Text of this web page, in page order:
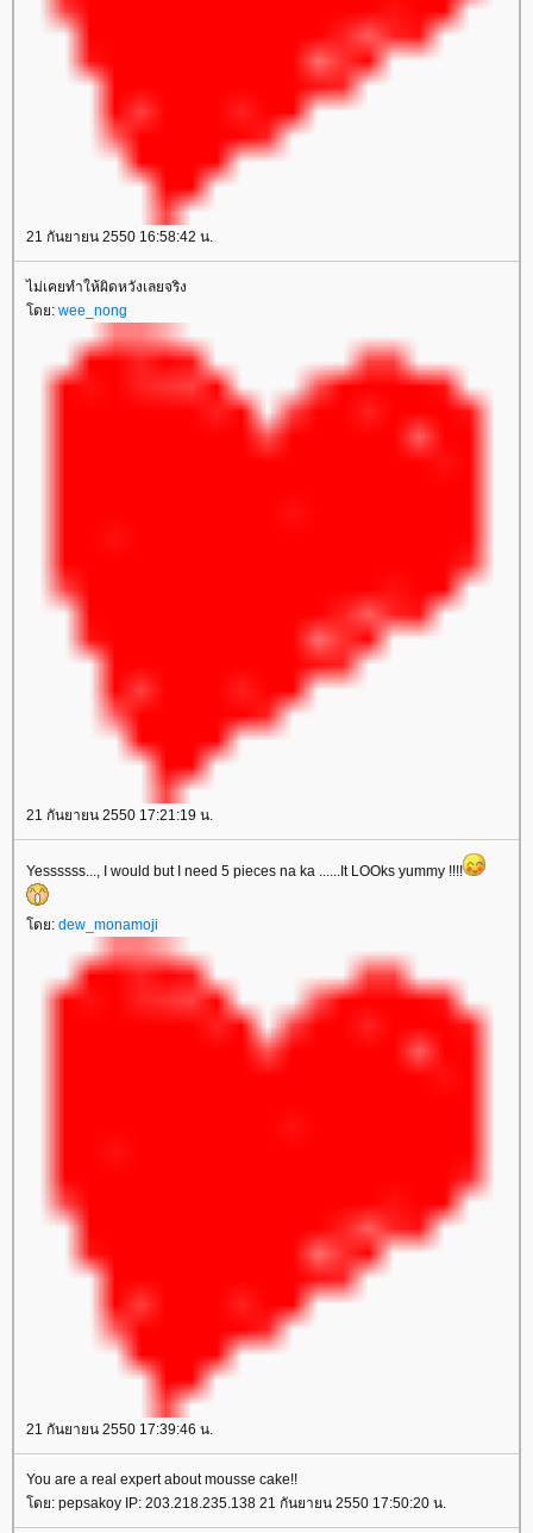
21 กันยายน 2550 16:58:42 น.
ไม่เคยทำให้ผิดหวังเลยจริง
โดย: wee_nong
21 กันยายน 2550 17:21:19 น.
Yessssss..., I would but I need 5 pieces na ka ......It LOOks yummy !!!!
โดย: dew_monamoji
21 กันยายน 2550 17:39:46 น.
You are a real expert about mousse cake!!
โดย: pepsakoy IP: 203.218.235.138 21 กันยายน 2550 17:50:20 น.